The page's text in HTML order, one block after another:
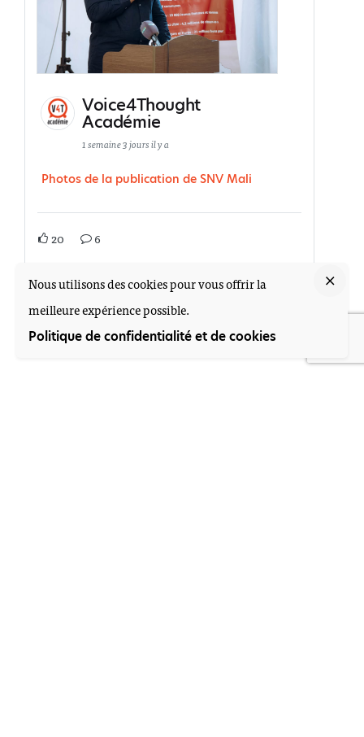
Voice4Thought
Académie
1 semaine 3 jours il y a
Photos de la publication de SNV Mali
20 6
Nous voir sur Facebook Partager
Nous utilisons des cookies pour vous offrir la
meilleure expérience possible.
Politique de confidentialité et de cookies